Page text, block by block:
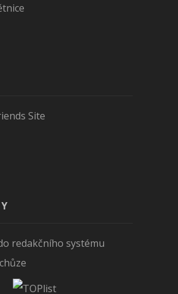
Site
redakčního systému